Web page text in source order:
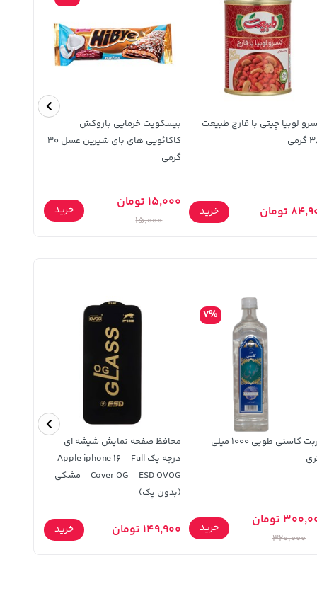
لوبیا چیتی با قارچ طبیعت
تومان خرید
بیسکویت خرمایی باروکش
کاکائویی های بای شیرین عسل 30
گرمی
15,000 تومان
15,000
خرید
شربت کاسنی طوبی 1000 میلی
7%
تومان
320,000
خرید
محافظ صفحه نمایش شیشه ای
درجه یک Apple iphone 16 - Full
Cover OG - ESD OVOG - مشکی
(بدون پک)
149,900 تومان خرید